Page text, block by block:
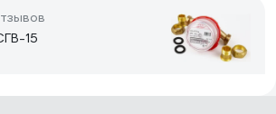
треснувшей накидной гайки.
15